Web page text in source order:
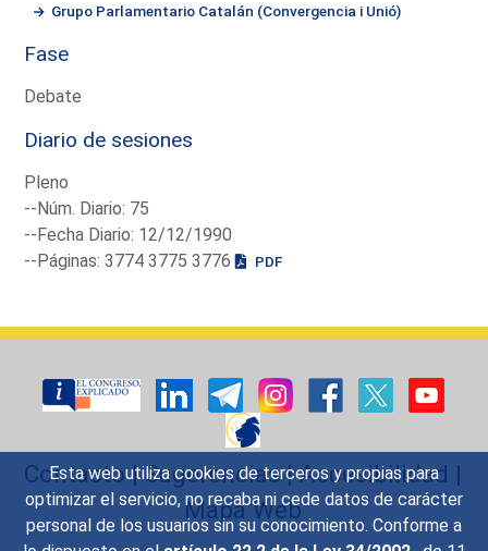
Esta web utiliza cookies de terceros y propias para
optimizar el servicio, no recaba ni cede datos de carácter
personal de los usuarios sin su conocimiento. Conforme a
Grupo Parlamentario Catalán (Convergencia i Unió)
Fase
Debate
Diario de sesiones
Pleno
--Núm. Diario: 75
--Fecha Diario: 12/12/1990
--Páginas: 3774 3775 3776
PDF
Contacto|Sugerencias|Accesibilidad |
Mapa Web